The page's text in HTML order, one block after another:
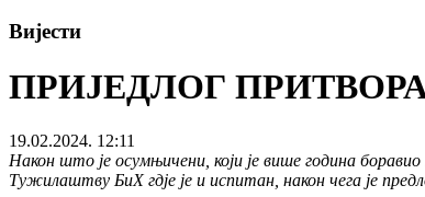
Вијести
ПРИЈЕДЛОГ
19.02.2024. 12:11
Након што је осумњичени, који је више година
Тужилаштву БиХ гдје је и испитан, након чега је